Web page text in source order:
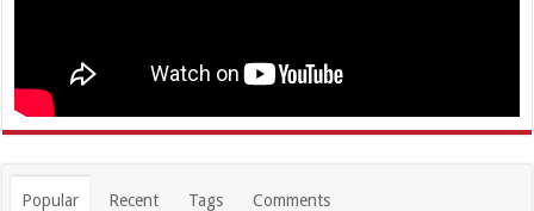
Popular Recent Tags Comments